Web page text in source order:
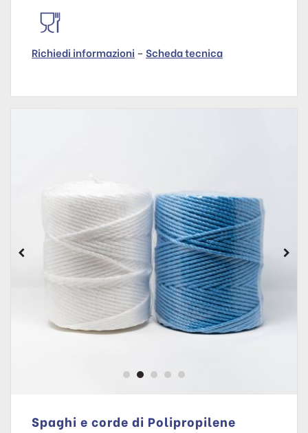
Richiedi informazioni – Scheda tecnica
Spaghi e corde di Polipropilene